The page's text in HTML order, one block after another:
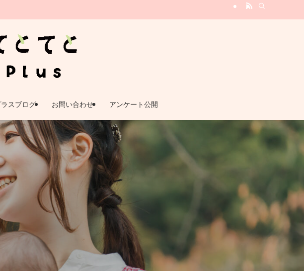
良市｜放課後等デイサービス『てとてとプラス』
スブログ お問い合わせ アンケート公開